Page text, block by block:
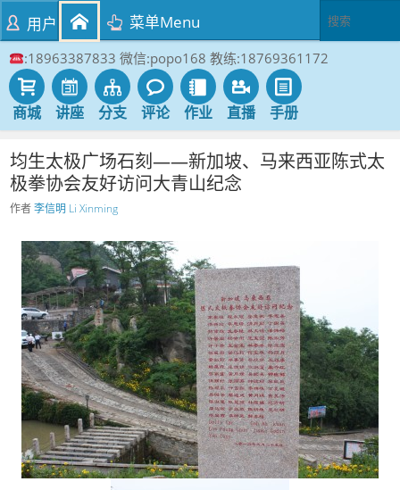
:18963387833 微信:popo168 教练:18769361172
商城 讲座 分支 评论 作业 直播 手册
用户 菜单Menu
均生太极广场石刻——新加坡、马来西亚陈式太
极拳协会友好访问大青山纪念
作者李信明 Li Xinming